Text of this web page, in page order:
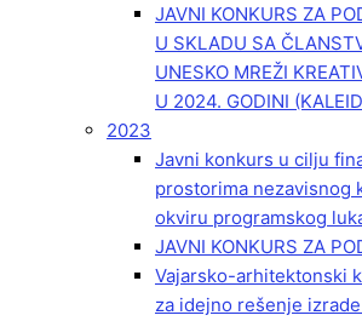
JAVNI KONKURS ZA
U SKLADU SA
UNESKO MREŽI
U 2024. GODINI
2023
Javni konkurs u cilju
prostorima nezavisnog
okviru programskog
JAVNI KONKURS ZA
Vajarsko-arhitektonski
za idejno rešenje